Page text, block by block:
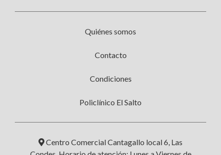
Quiénes somos
Contacto
Condiciones
Policlínico El Salto
Centro Comercial Cantagallo local 6, Las